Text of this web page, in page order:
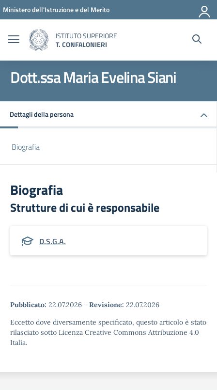
Vai ai contenuti
Vai al menu di navigazione
Vai al footer
Ministero dell'Istruzione e del Merito
ISTITUTO SUPERIORE
T. CONFALONIERI
Dott.ssa Maria Evelina Siani
Dettagli della persona
Biografia
Biografia
Strutture di cui è responsabile
D.S.G.A.
Pubblicato: 22.07.2026 - Revisione: 22.07.2026
Eccetto dove diversamente specificato, questo articolo è stato
rilasciato sotto Licenza Creative Commons Attribuzione 4.0
Italia.